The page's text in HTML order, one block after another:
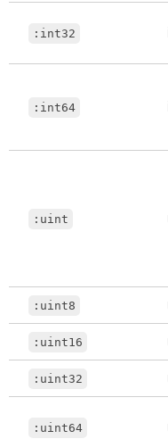
:int32
:int64
:uint
:uint8
:uint16
:uint32
:uint64